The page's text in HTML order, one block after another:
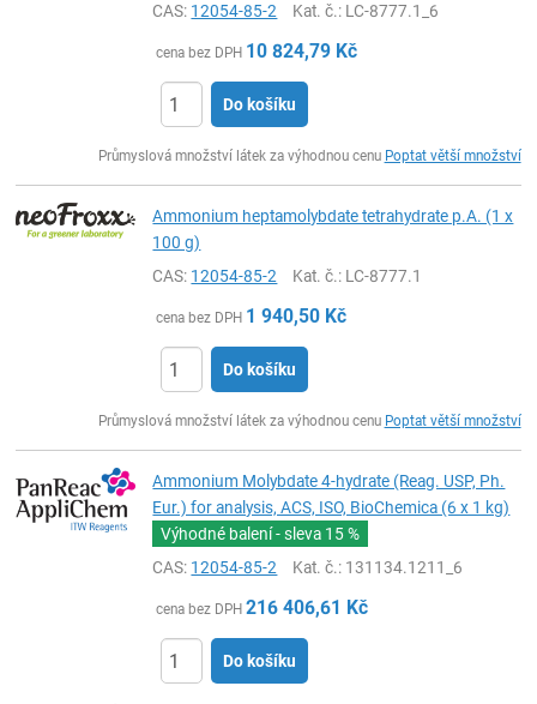
CAS: 12054-85-2 Kat. č.: LC-8777.1_6
cena bez DPH 10 824,79 Kč
Do košíku
Průmyslová množství látek za výhodnou cenu Poptat větší množství
Ammonium heptamolybdate tetrahydrate p.A. (1 x
100 g)
CAS: 12054-85-2 Kat. č.: LC-8777.1
cena bez DPH 1 940,50 Kč
Do košíku
Průmyslová množství látek za výhodnou cenu Poptat větší množství
Ammonium Molybdate 4-hydrate (Reag. USP, Ph.
Eur.) for analysis, ACS, ISO, BioChemica (6 x 1 kg)
Výhodné balení - sleva 15 %
CAS: 12054-85-2 Kat. č.: 131134.1211_6
cena bez DPH 216 406,61 Kč
Do košíku